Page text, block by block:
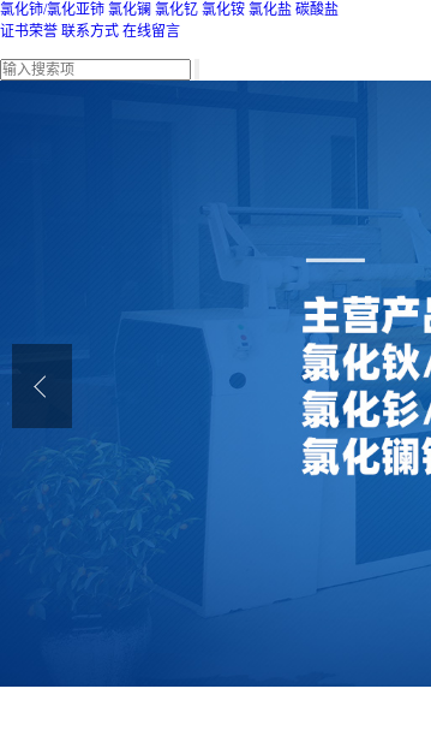
氯化铈/氯化亚铈 氯化镧 氯化钇 氯化铵 氯化盐 碳酸盐
证书荣誉 联系方式 在线留言